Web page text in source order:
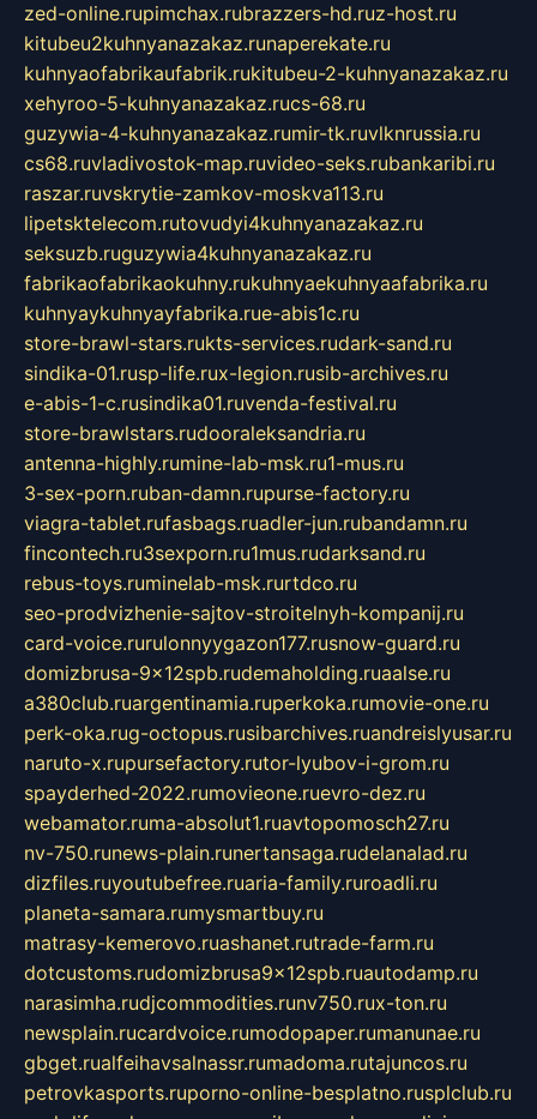
zed-online.rupimchax.rubrazzers-hd.ruz-host.ru
kitubeu2kuhnyanazakaz.runaperekate.ru
kuhnyaofabrikaufabrik.rukitubeu-2-kuhnyanazakaz.ru
xehyroo-5-kuhnyanazakaz.rucs-68.ru
guzywia-4-kuhnyanazakaz.rumir-tk.ruvlknrussia.ru
cs68.ruvladivostok-map.ruvideo-seks.rubankaribi.ru
raszar.ruvskrytie-zamkov-moskva113.ru
lipetsktelecom.rutovudyi4kuhnyanazakaz.ru
seksuzb.ruguzywia4kuhnyanazakaz.ru
fabrikaofabrikaokuhny.rukuhnyaekuhnyaafabrika.ru
kuhnyaykuhnyayfabrika.rue-abis1c.ru
store-brawl-stars.rukts-services.rudark-sand.ru
sindika-01.rusp-life.rux-legion.rusib-archives.ru
e-abis-1-c.rusindika01.ruvenda-festival.ru
store-brawlstars.rudooraleksandria.ru
antenna-highly.rumine-lab-msk.ru1-mus.ru
3-sex-porn.ruban-damn.rupurse-factory.ru
viagra-tablet.rufasbags.ruadler-jun.rubandamn.ru
fincontech.ru3sexporn.ru1mus.rudarksand.ru
rebus-toys.ruminelab-msk.rurtdco.ru
seo-prodvizhenie-sajtov-stroitelnyh-kompanij.ru
card-voice.rurulonnyygazon177.rusnow-guard.ru
domizbrusa-9x12spb.rudemaholding.ruaalse.ru
a380club.ruargentinamia.ruperkoka.rumovie-one.ru
perk-oka.rug-octopus.rusibarchives.ruandreislyusar.ru
naruto-x.rupursefactory.rutor-lyubov-i-grom.ru
spayderhed-2022.rumovieone.ruevro-dez.ru
webamator.ruma-absolut1.ruavtopomosch27.ru
nv-750.runews-plain.runertansaga.rudelanalad.ru
dizfiles.ruyoutubefree.ruaria-family.ruroadli.ru
planeta-samara.rumysmartbuy.ru
matrasy-kemerovo.ruashanet.rutrade-farm.ru
dotcustoms.rudomizbrusa9x12spb.ruautodamp.ru
narasimha.rudjcommodities.runv750.rux-ton.ru
newsplain.rucardvoice.rumodopaper.rumanunae.ru
gbget.rualfeihavsalnassr.rumadoma.rutajuncos.ru
petrovkasports.ruporno-online-besplatno.rusplclub.ru